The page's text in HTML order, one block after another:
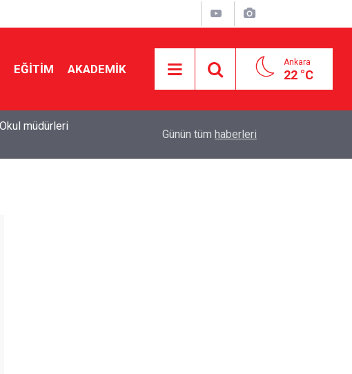
EĞİTİM AKADEMİK Ankara
22 °C
Ücretli öğretmenlere kadro yok! Bakan Tekin
Günün tüm haberleri